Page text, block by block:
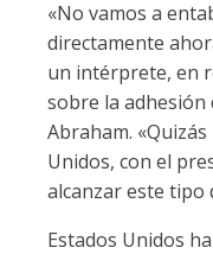
«No vamos a
directamente
un intérprete, en
sobre la adhesión
Abraham.
Unidos, con el
alcanzar este tipo
Estados Unidos